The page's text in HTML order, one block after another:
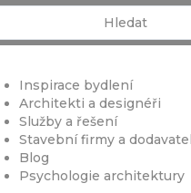
Inspirace bydlení
Architekti a designéři
Služby a řešení
Stavební firmy a
Blog
Psychologie architektury